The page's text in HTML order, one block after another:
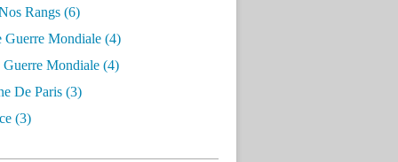
Rangs (6)
Guerre Mondiale (4)
Guerre Mondiale (4)
De Paris (3)
(3)